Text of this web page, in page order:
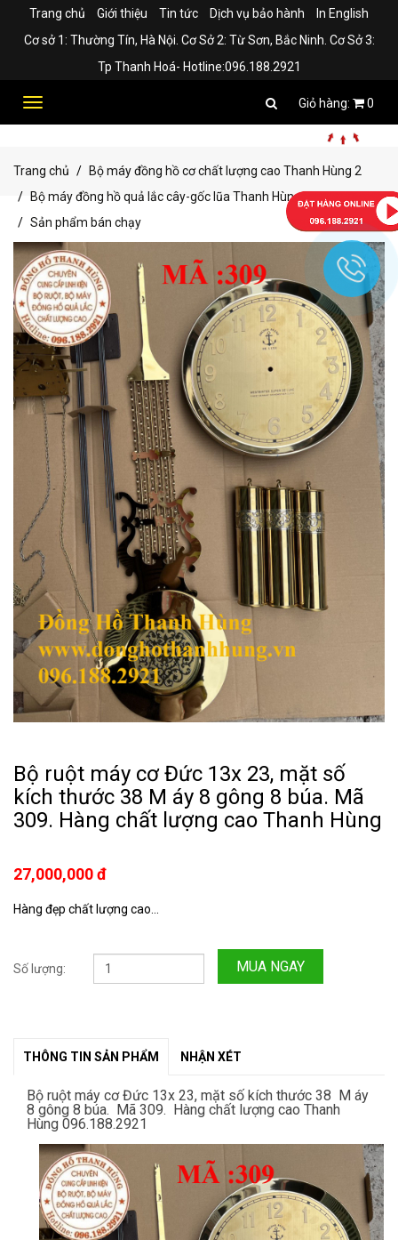
Trang chủ Giới thiệu Tin tức Dịch vụ bảo hành
In English
Cơ sở 1: Thường Tín, Hà Nội. Cơ Sở 2: Từ Sơn, Bắc Ninh. Cơ Sở 3:
Tp Thanh Hoá- Hotline:096.188.2921
Toggle
0
Trang chủ
Bộ máy đồng hồ cơ chất lượng cao Thanh Hùng 2
Bộ máy đồng hồ quả lắc cây-gốc lũa Thanh Hùng
Sản phẩm bán chạy
Bộ ruột máy cơ Đức 13x 23, mặt số
kích thước 38 M áy 8 gông 8 búa. Mã
309. Hàng chất lượng cao Thanh Hùng
27,000,000 đ
Hàng đẹp chất lượng cao...
Số lượng: MUA NGAY
THÔNG TIN SẢN PHẨM NHẬN XÉT
Bộ ruột máy cơ Đức 13x 23, mặt số kích thước 38 M áy
8 gông 8 búa. Mã 309. Hàng chất lượng cao Thanh
Hùng 096.188.2921